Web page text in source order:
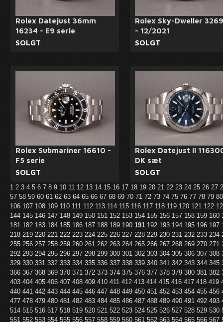
Rolex Datejust 36mm
16234 - E9 serie
SOLGT
Rolex Sky-Dweller
- 12/2021
SOLGT
Rolex Submariner 16610 -
F5 serie
SOLGT
Rolex Datejust II
DK sæt
SOLGT
1 2 3 4 5 6 7 8 9 10 11 12 13 14 15 16 17 18 19 20 21 22 23 24 25 26 27
57 58 59 60 61 62 63 64 65 66 67 68 69 70 71 72 73 74 75 76 77 78 79
106 107 108 109 110 111 112 113 114 115 116 117 118 119 120 121 122
144 145 146 147 148 149 150 151 152 153 154 155 156 157 158 159 160
181 182 183 184 185 186 187 188 189 190 191 192 193 194 195 196 197
218 219 220 221 222 223 224 225 226 227 228 229 230 231 232 233 234
255 256 257 258 259 260 261 262 263 264 265 266 267 268 269 270 271
292 293 294 295 296 297 298 299 300 301 302 303 304 305 306 307 308
329 330 331 332 333 334 335 336 337 338 339 340 341 342 343 344 345
366 367 368 369 370 371 372 373 374 375 376 377 378 379 380 381 382
403 404 405 406 407 408 409 410 411 412 413 414 415 416 417 418 419
440 441 442 443 444 445 446 447 448 449 450 451 452 453 454 455 456
477 478 479 480 481 482 483 484 485 486 487 488 489 490 491 492 493
514 515 516 517 518 519 520 521 522 523 524 525 526 527 528 529 530
551 552 553 554 555 556 557 558 559 560 561 562 563 564 565 566 567